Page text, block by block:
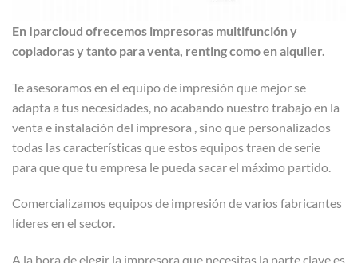
En Iparcloud ofrecemos impresoras multifunción y
copiadoras y tanto para venta, renting como en alquiler.
Te asesoramos en el equipo de impresión que mejor se
adapta a tus necesidades, no acabando nuestro trabajo en la
venta e instalación del impresora , sino que personalizados
todas las características que estos equipos traen de serie
para que que tu empresa le pueda sacar el máximo partido.
Comercializamos equipos de impresión de varios fabricantes
líderes en el sector.
A la hora de elegir la impresora que necesitas la parte clave es